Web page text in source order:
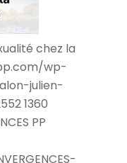
chez la
wp-
julien-
1360
PP